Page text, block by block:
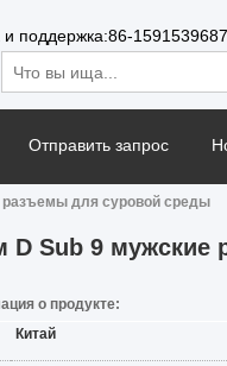
поддержка:86-
Отправить запрос
разъемы для суровой среды
D Sub 9 мужские
о продукте:
Китай